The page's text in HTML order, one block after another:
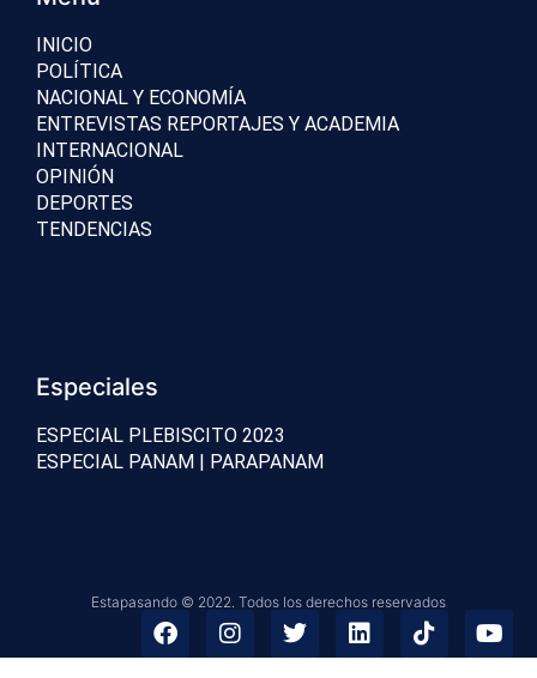
INICIO
POLÍTICA
NACIONAL Y ECONOMÍA
ENTREVISTAS REPORTAJES Y ACADEMIA
INTERNACIONAL
OPINIÓN
DEPORTES
TENDENCIAS
Especiales
ESPECIAL PLEBISCITO 2023
ESPECIAL PANAM | PARAPANAM
Estapasando © 2022. Todos los derechos reservados